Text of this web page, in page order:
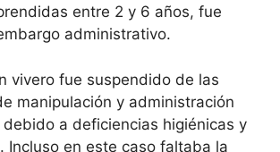
entre 2 y 6 años, fue
administrativo.
vivero fue suspendido de las
manipulación y administración
a deficiencias higiénicas y
Incluso en este caso faltaba la